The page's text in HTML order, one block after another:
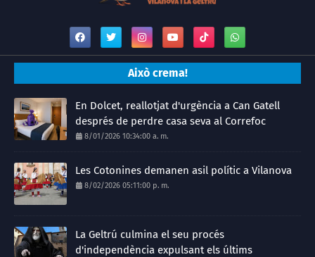
Això crema!
En Dolcet, reallotjat d'urgència a Can Gatell
després de perdre casa seva al Correfoc
8/01/2026 10:34:00 a. m.
Les Cotonines demanen asil polític a Vilanova
8/02/2026 05:11:00 p. m.
La Geltrú culmina el seu procés
d'independència expulsant els últims